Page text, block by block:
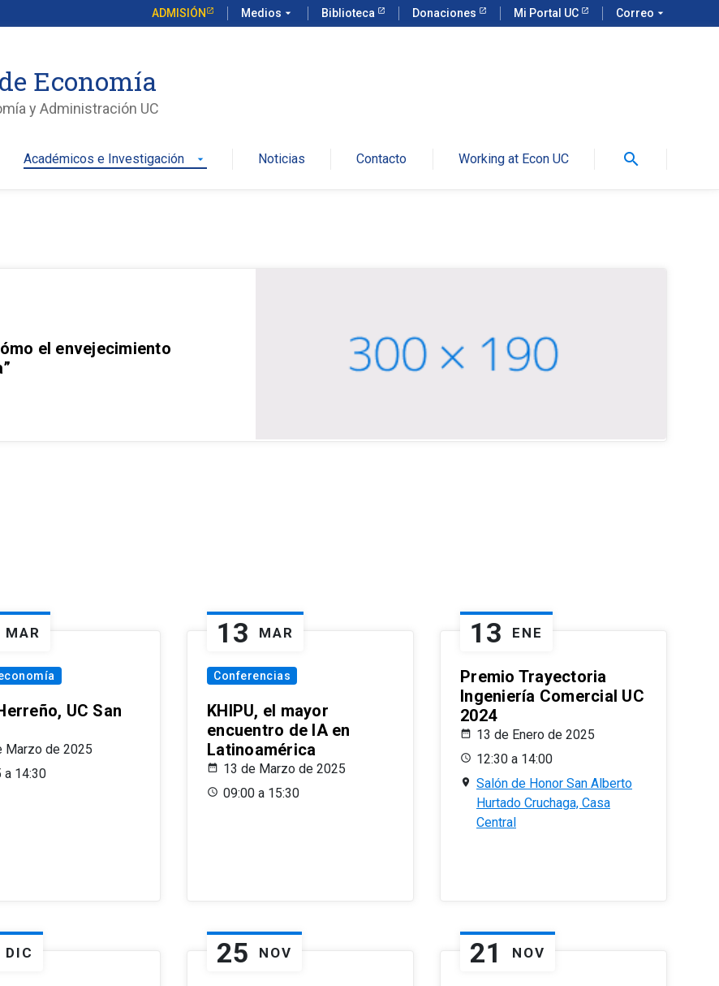
ADMISIÓN Medios arrow_drop_down Biblioteca Donaciones Mi Portal UC Correo arrow_drop_down
Economía
y Administración UC
Académicos e Investigación arrow_drop_down Noticias Contacto Working at Econ UC search
el envejecimiento
MAR
UC San
Marzo de 2025
a 14:30
13 MAR
Conferencias
KHIPU, el mayor
encuentro de IA en
Latinoamérica
13 de Marzo de 2025
09:00 a 15:30
13 ENE
Premio Trayectoria
Ingeniería Comercial UC
2024
13 de Enero de 2025
12:30 a 14:00
Salón de Honor San Alberto
Hurtado Cruchaga, Casa
Central
DIC 25 NOV 21 NOV